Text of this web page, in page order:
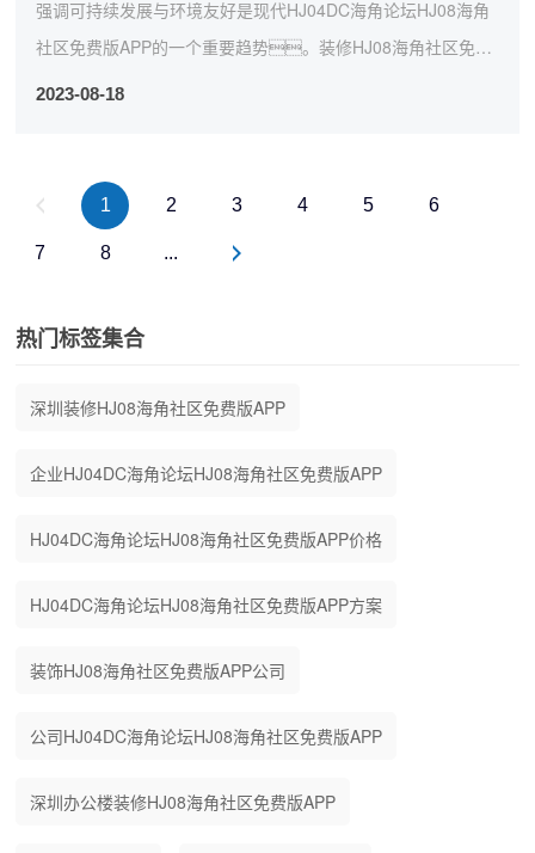
强调可持续发展与环境友好是现代HJ04DC海角论坛HJ08海角
社区免费版APP的一个重要趋势。装修HJ08海角社区免费
版APP公司可以通过以下方式来实现这一目...
2023-08-18
1 2 3 4 5 6
7 8 ...
热门标签集合
深圳装修HJ08海角社区免费版APP
企业HJ04DC海角论坛HJ08海角社区免费版APP
HJ04DC海角论坛HJ08海角社区免费版APP价格
HJ04DC海角论坛HJ08海角社区免费版APP方案
装饰HJ08海角社区免费版APP公司
公司HJ04DC海角论坛HJ08海角社区免费版APP
深圳办公楼装修HJ08海角社区免费版APP